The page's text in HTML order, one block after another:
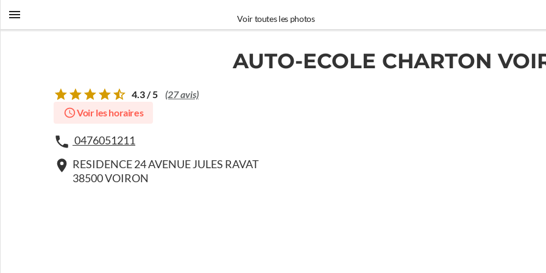
Voir toutes les photos
AUTO-ECOLE CHARTON
4.3 / 5 (27 avis)
Voir les horaires
0476051211
RESIDENCE 24 AVENUE JULES RAVAT
38500 VOIRON